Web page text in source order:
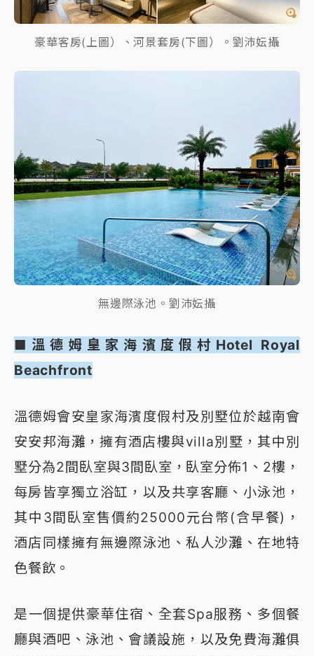
豪華客房(上圖）、河景套房(下圖）。劉沛妘攝
無邊際泳池。劉沛妘攝
■溫德姆皇家海濱度假村Hotel Royal
Beachfront
溫德姆會安皇家海濱度假村及別墅位於越南會
安安邦海灘，擁有酒店樓與villa別墅，其中別
墅分為2間臥室與3間臥室，臥室分佈1、2樓，
每房皆享獨立浴缸，以及共享客廳、小泳池，
其中3間臥室售價約25000元台幣(含早餐)，
酒店同樣擁有無邊際泳池、私人沙灘、在地特
色餐飲。
是一個提供豪華住宿、全套Spa服務、多個餐
廳與酒吧、泳池、會議設施，以及免費海灘俱